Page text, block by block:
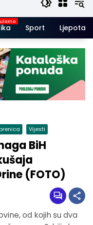
Sport Ljepota i
Vijesti
BiH
(FOTO)
od kojih su dva